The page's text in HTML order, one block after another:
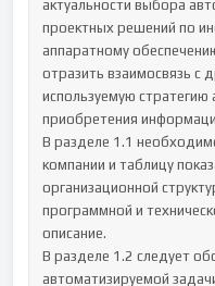
актуальности выбора
проектных решений по
аппаратному
отразить взаимосвязь с
используемую стратегию
приобретения
В разделе 1.1
компании и таблицу
организационной
программной и
описание.
В разделе 1.2 следует
автоматизируемой